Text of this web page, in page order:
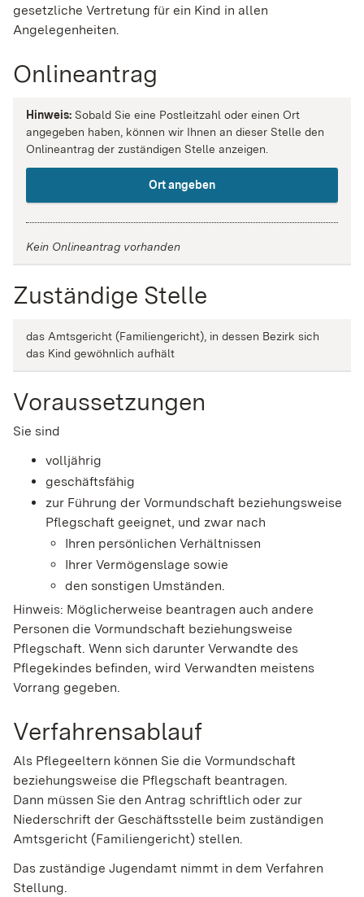
gesetzliche Vertretung für ein Kind in allen
Angelegenheiten.
Onlineantrag
Hinweis: Sobald Sie eine Postleitzahl oder einen Ort
angegeben haben, können wir Ihnen an dieser Stelle den
Onlineantrag der zuständigen Stelle anzeigen.
Ort angeben
Kein Onlineantrag vorhanden
Zuständige Stelle
das Amtsgericht (Familiengericht), in dessen Bezirk sich
das Kind gewöhnlich aufhält
Voraussetzungen
Sie sind
volljährig
geschäftsfähig
zur Führung der Vormundschaft beziehungsweise
Pflegschaft geeignet, und zwar nach
Ihren persönlichen Verhältnissen
Ihrer Vermögenslage sowie
den sonstigen Umständen.
Hinweis: Möglicherweise beantragen auch andere
Personen die Vormundschaft beziehungsweise
Pflegschaft. Wenn sich darunter Verwandte des
Pflegekindes befinden, wird Verwandten meistens
Vorrang gegeben.
Verfahrensablauf
Als Pflegeeltern können Sie die Vormundschaft
beziehungsweise die Pflegschaft beantragen.
Dann müssen Sie den Antrag schriftlich oder zur
Niederschrift der Geschäftsstelle beim zuständigen
Amtsgericht (Familiengericht) stellen.
Das zuständige Jugendamt nimmt in dem Verfahren
Stellung.